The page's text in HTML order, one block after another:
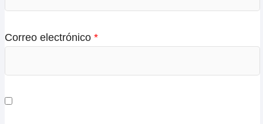
Correo electrónico *